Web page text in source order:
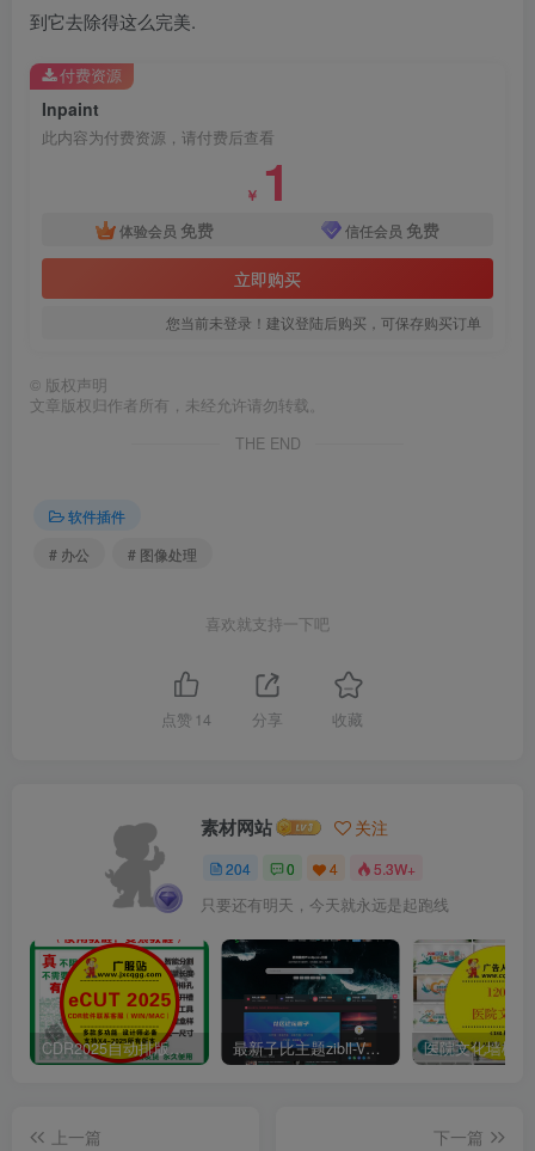
到它去除得这么完美.
Inpaint
此内容为付费资源，请付费后查看
￥ 1
体验会员 免费 信任会员 免费
立即购买
您当前未登录！建议登陆后购买，可保存购买订单
付费资源
© 版权声明
文章版权归作者所有，未经允许请勿转载。
THE END
软件插件
# 办公
# 图像处理
喜欢就支持一下吧
点赞 14 分享 收藏
素材网站 关注
204 0 4 5.3W+
只要还有明天，今天就永远是起跑线
CDR2025自动排版软件排孔插件ecut省料LED冲孔字解决提示升级问题 最新子比主题zibll-V7.9.2 开心版源码 | WordPress主题源码
上一篇
下一篇